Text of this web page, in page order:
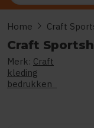
Home chevron_right Craft
Craft
Merk: Craft
kleding
bedrukken